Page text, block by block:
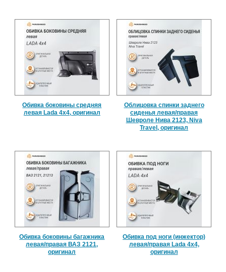
Обивка боковины средняя
левая Lada 4x4, оригинал
Облицовка спинки заднего
сиденья левая/правая
Шевроле Нива 2123, Niva
Travel, оригинал
Обивка боковины багажника
левая/правая ВАЗ 2121,
оригинал
Обивка под ноги (инжектор)
левая/правая Lada 4x4,
оригинал